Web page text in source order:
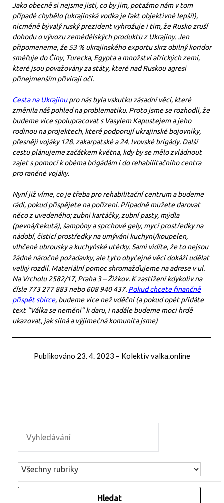
Jako obecně si nejsme jistí, co by jim, potažmo nám v tom
případě chybělo (ukrajinská vodka je fakt objektivně lepší!),
nicméně bývalý ruský prezident vyhrožuje i tím, že Rusko zruší
dohodu o vývozu zemědělských produktů z Ukrajiny. Jen
připomeneme, že 53 % ukrajinského exportu skrz obilný koridor
směřuje do Číny, Turecka, Egypta a množství afrických zemí,
které jsou považovány za státy, které nad Ruskou agresí
přinejmenším přivírají oči.
Cesta na Ukrajinupro nás byla vskutku zásadní věcí, které
změnila náš pohled na problematiku. Proto jsme se rozhodli, že
budeme více spolupracovat s Vasylem Kapustejem a jeho
rodinou na projektech, které podporují ukrajinské bojovníky,
přesněji vojáky 128. zakarpatské a 24. lvovské brigády. Další
cestu plánujeme začátkem května, kdy by se mělo zvládnout
zajet s pomocí k oběma brigádám i do rehabilitačního centra
pro raněné vojáky.
Nyní již víme, co je třeba pro rehabilitační centrum a budeme
rádi, pokud přispějete na pořízení. Případně můžete darovat
něco z uvedeného; zubní kartáčky, zubní pasty, mýdla
(pevná/tekutá), šampóny a sprchové gely, mycí prostředky na
nádobí, čistící prostředky na umývání kuchyní/koupelen,
vlhčené ubrousky a kuchyňské utěrky. Sami vidíte, že to nejsou
žádné náročné požadavky, ale tyto obyčejné věci dokáží udělat
velký rozdíl. Materiální pomoc shromažďujeme na adrese v ul.
Na Vrcholu 2582/17, Praha 3 – Žižkov. K zastižení kdykoliv na
čísle 773 277 883 nebo 608 940 437. Pokud chcete finančně
přispět sbírce, budeme více než vděčni (a pokud opět přidáte
text “Válka se nemění” k daru, i nadále budeme moci hrdě
ukazovat, jak silná a výjimečná komunita jsme)
Publikováno 23. 4. 2023 – Kolektiv valka.online